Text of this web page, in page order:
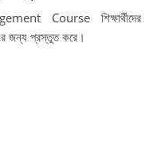
Course শিক্ষার্থীদের
প্রস্তুত করে।